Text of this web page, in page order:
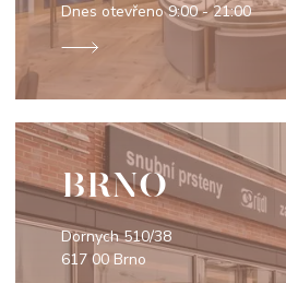
Dnes otevřeno9:00 - 21:00
BRNO
Dornych 510/38
617 00 Brno